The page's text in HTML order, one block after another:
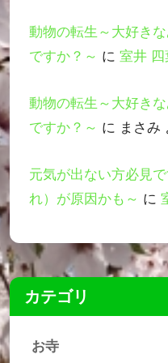
動物の転生～大好き
ですか？～ に 室井 四
動物の転生～大好き
ですか？～ に まさみ
元気が出ない方必見
れ）が原因かも～ に
カテゴリ
お寺